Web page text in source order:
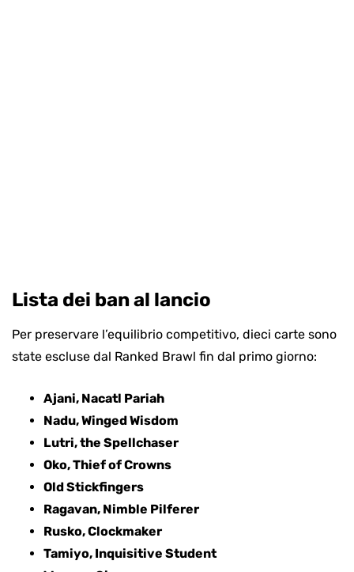
Lista dei ban al lancio
Per preservare l’equilibrio competitivo, dieci carte sono
state escluse dal Ranked Brawl fin dal primo giorno:
Ajani, Nacatl Pariah
Nadu, Winged Wisdom
Lutri, the Spellchaser
Oko, Thief of Crowns
Old Stickfingers
Ragavan, Nimble Pilferer
Rusko, Clockmaker
Tamiyo, Inquisitive Student